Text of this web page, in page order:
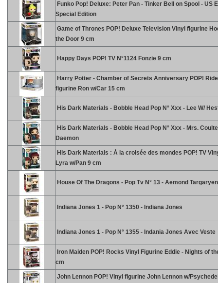
Funko Pop! Deluxe: Peter Pan - Tinker Bell on Spool - US
Special Edition
Game of Thrones POP! Deluxe Television Vinyl figurine
the Door 9 cm
Happy Days POP! TV N°1124 Fonzie 9 cm
Harry Potter - Chamber of Secrets Anniversary POP!
figurine Ron w/Car 15 cm
His Dark Materials - Bobble Head Pop N° Xxx - Lee W/
His Dark Materials - Bobble Head Pop N° Xxx - Mrs.
Daemon
His Dark Materials : À la croisée des mondes POP! TV
Lyra w/Pan 9 cm
House Of The Dragons - Pop Tv N° 13 - Aemond Targaryen
Indiana Jones 1 - Pop N° 1350 - Indiana Jones
Indiana Jones 1 - Pop N° 1355 - Indania Jones Avec Veste
Iron Maiden POP! Rocks Vinyl Figurine Eddie - Nights of
cm
John Lennon POP! Vinyl figurine John Lennon w/